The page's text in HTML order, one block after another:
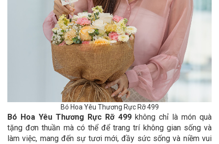
Bó Hoa Yêu Thương Rực Rỡ 499
Bó Hoa Yêu Thương Rực Rỡ 499không chỉ là món quà
tặng đơn thuần mà có thể để trang trí không gian sống và
làm việc, mang đến sự tươi mới, đầy sức sống và niềm vui